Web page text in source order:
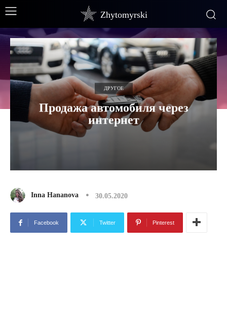
Zhytomyrski
ДРУГОЕ
Продажа автомобиля через
интернет
Inna Hananova 30.05.2020
Facebook Twitter Pinterest